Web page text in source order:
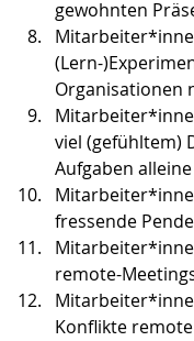
gewohnten
(Lern-
Organisationen
viel (gefühltem)
Aufgaben
fressende
remote-
Konflikte